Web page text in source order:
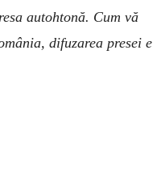
autohtonă. Cum vă
difuzarea presei e